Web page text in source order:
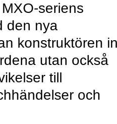
seriens
den nya
konstruktören
utan också
till
och